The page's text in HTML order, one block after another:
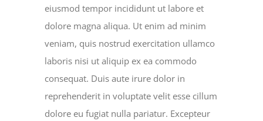
eiusmod tempor incididunt ut labore et
dolore magna aliqua. Ut enim ad minim
veniam, quis nostrud exercitation ullamco
laboris nisi ut aliquip ex ea commodo
consequat. Duis aute irure dolor in
reprehenderit in voluptate velit esse cillum
dolore eu fugiat nulla pariatur. Excepteur